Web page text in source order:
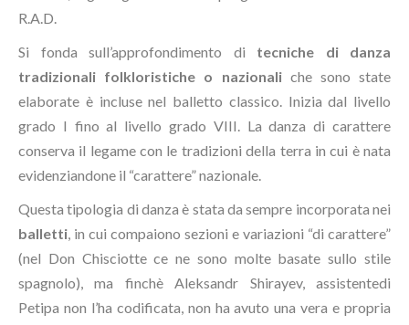
R.A.D.
Si fonda sull’approfondimento di tecniche di danza
tradizionali folkloristiche o nazionaliche sono state
elaborate è incluse nel balletto classico. Inizia dal livello
grado I fino al livello grado VIII. La danza di carattere
conserva il legame con le tradizioni della terra in cui è nata
evidenziandone il “carattere” nazionale.
Questa tipologia di danza è stata da sempre incorporata nei
balletti, in cui compaiono sezioni e variazioni “di carattere”
(nel Don Chisciotte ce ne sono molte basate sullo stile
spagnolo), ma finchè Aleksandr Shirayev, assistentedi
Petipa non l’ha codificata, non ha avuto una vera e propria